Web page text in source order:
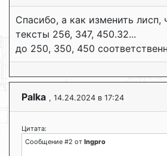
Спасибо, а как изменить лисп,
тексты 256, 347, 450.32...
до 250, 350, 450
Palka , 14.24.2024 в 17:24
Цитата:
Сообщение #2 от Ingpro